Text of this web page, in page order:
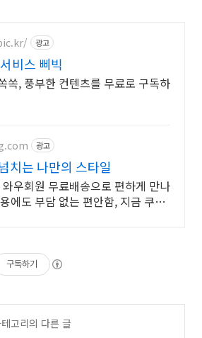
광고
비스 삐빅
쏙, 풍부한 컨텐츠를 무료로 구독하
광고
치는 나만의 스타일
우회원 무료배송으로 편하게 만나
에도 부담 없는 편안함, 지금 쿠팡
구독하기
고리의 다른 글